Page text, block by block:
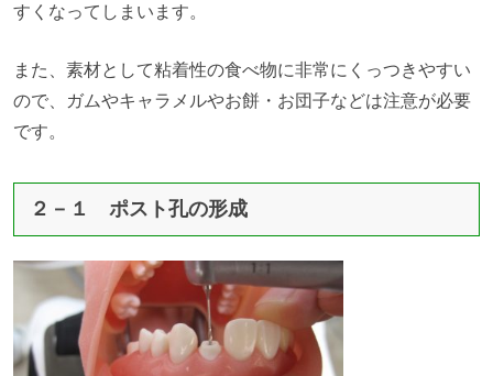
すくなってしまいます。
また、素材として粘着性の食べ物に非常にくっつきやすい
ので、ガムやキャラメルやお餅・お団子などは注意が必要
です。
２－１ ポスト孔の形成